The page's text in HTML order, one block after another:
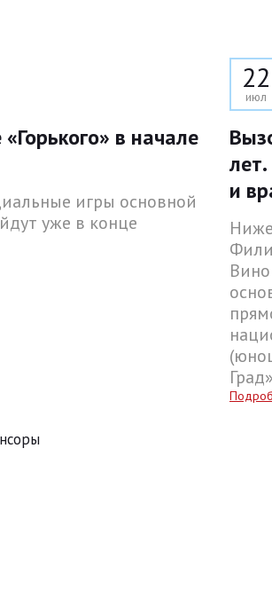
в начале
игры основной
уже в конце
22
июл
и